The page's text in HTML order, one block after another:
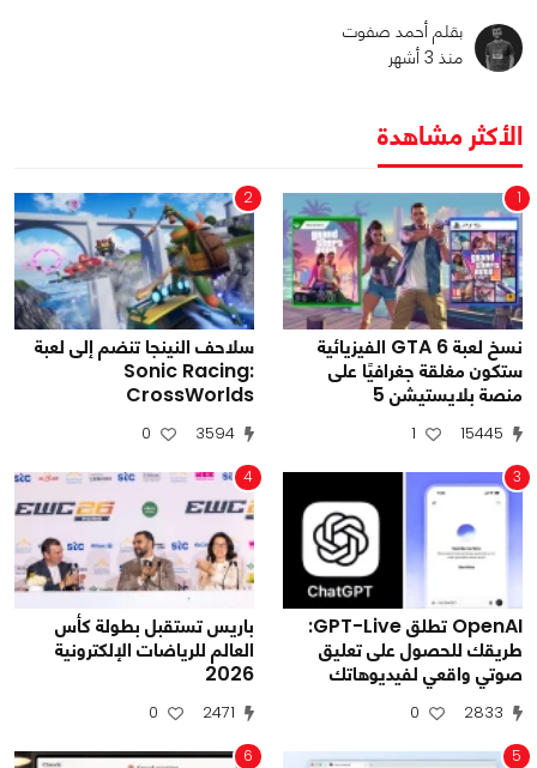
بقلم أحمد صفوت
منذ 3 أشهر
الأكثر مشاهدة
1
نسخ لعبة GTA 6 الفيزيائية
ستكون مغلقة جغرافيًا على
منصة بلايستيشن 5
15445
1
2
سلاحف النينجا تنضم إلى لعبة
Sonic Racing:
CrossWorlds
3594
0
3
OpenAI تطلق GPT-Live:
طريقك للحصول على تعليق
صوتي واقعي لفيديوهاتك
2833
0
4
باريس تستقبل بطولة كأس
العالم للرياضات الإلكترونية
2026
2471
0
5
6